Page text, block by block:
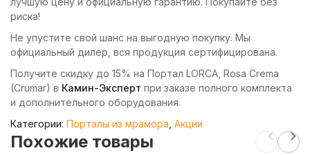
риска!
Не упустите свой шанс на выгодную покупку. Мы
официальный дилер, вся продукция сертифицирована.
Получите скидку до 15% на Портал LORCA, Rosa Crema
(Crumar) в Камин-Эксперт при заказе полного комплекта
и дополнительного оборудования.
Категории: Порталы из мрамора Акции
Похожие товары